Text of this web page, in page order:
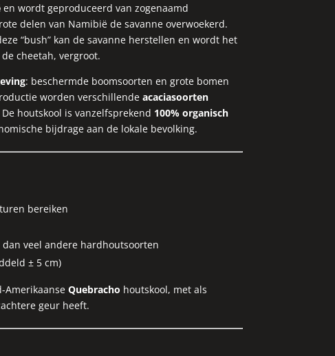
en wordt geproduceerd van zogenaamd
delen van Namibië de savanne overwoekerd.
“bush” kan de savanne herstellen en wordt het
cheetah, vergroot.
: beschermde boomsoorten en grote bomen
worden verschillendeacaciasoorten
De houtskool is vanzelfsprekend 100% organisch
bijdrage aan de lokale bevolking.
bereiken
veel andere hardhoutsoorten
± 5 cm)
AmerikaanseQuebracho houtskool, met als
geur heeft.